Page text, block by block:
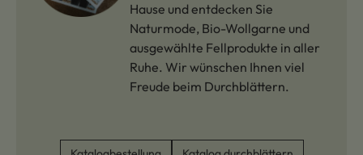
Hause und entdecken Sie
Naturmode, Bio-Wollgarne und
ausgewählte Fellprodukte in aller
Ruhe. Wir wünschen Ihnen viel
Freude beim Durchblättern.